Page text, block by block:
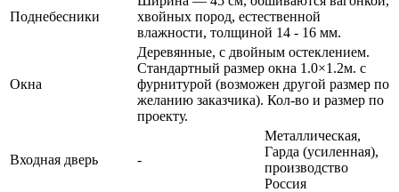
Поднебесники
хвойных пород, естественной
влажности, толщиной 14 - 16 мм.
Окна
Деревянные, с двойным остеклением.
Стандартный размер окна 1.0×1.2м. с
фурнитурой (возможен другой размер по
желанию заказчика). Кол-во и размер по
проекту.
Входная дверь -
Металлическая,
Гарда (усиленная),
производство
Россия